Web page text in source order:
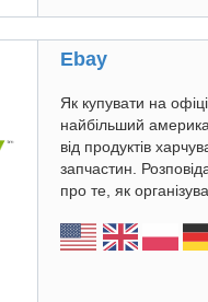
Ebay
Як купувати на
найбільший
від продуктів
запчастин.
про те, як